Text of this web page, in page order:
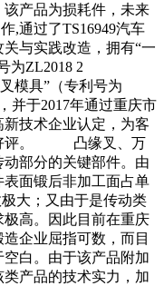
产品为损耗件，未来
过了TS16949汽车
与实践改造，拥有“一
为ZL2018 2
模具”（专利号为
并于2017年通过重庆市
技术企业认定，为客
好评。 凸缘叉、万
部分的关键部件。由
面锻后非加工面占单
大；又由于是传动类
高。因此目前在重庆
企业屈指可数，而目
白。由于该产品附加
产品的技术实力，加